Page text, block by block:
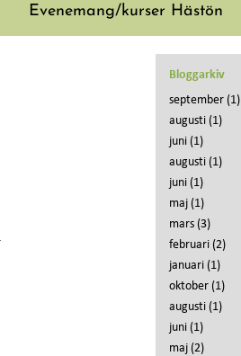
Evenemang/kurser Hästön
Bloggarkiv
september (1)
augusti (1)
juni (1)
augusti (1)
juni (1)
maj (1)
mars (3)
februari (2)
januari (1)
oktober (1)
augusti (1)
juni (1)
maj (2)